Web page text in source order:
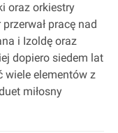
oraz orkiestry
pracę nad
i Izoldę oraz
dopiero siedem lat
wiele elementów z
miłosny